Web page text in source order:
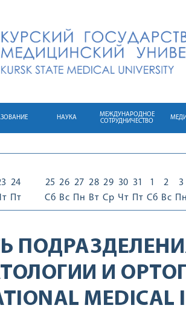
НАУКА
МЕЖДУНАРОДНОЕ
СОТРУДНИЧЕСТВО
24
Пт
25
Сб
26
Вс
27
Пн
28
Вт
29
Ср
30
Чт
31
Пт
1
Сб
2
Вс
3
И
MEDICAL